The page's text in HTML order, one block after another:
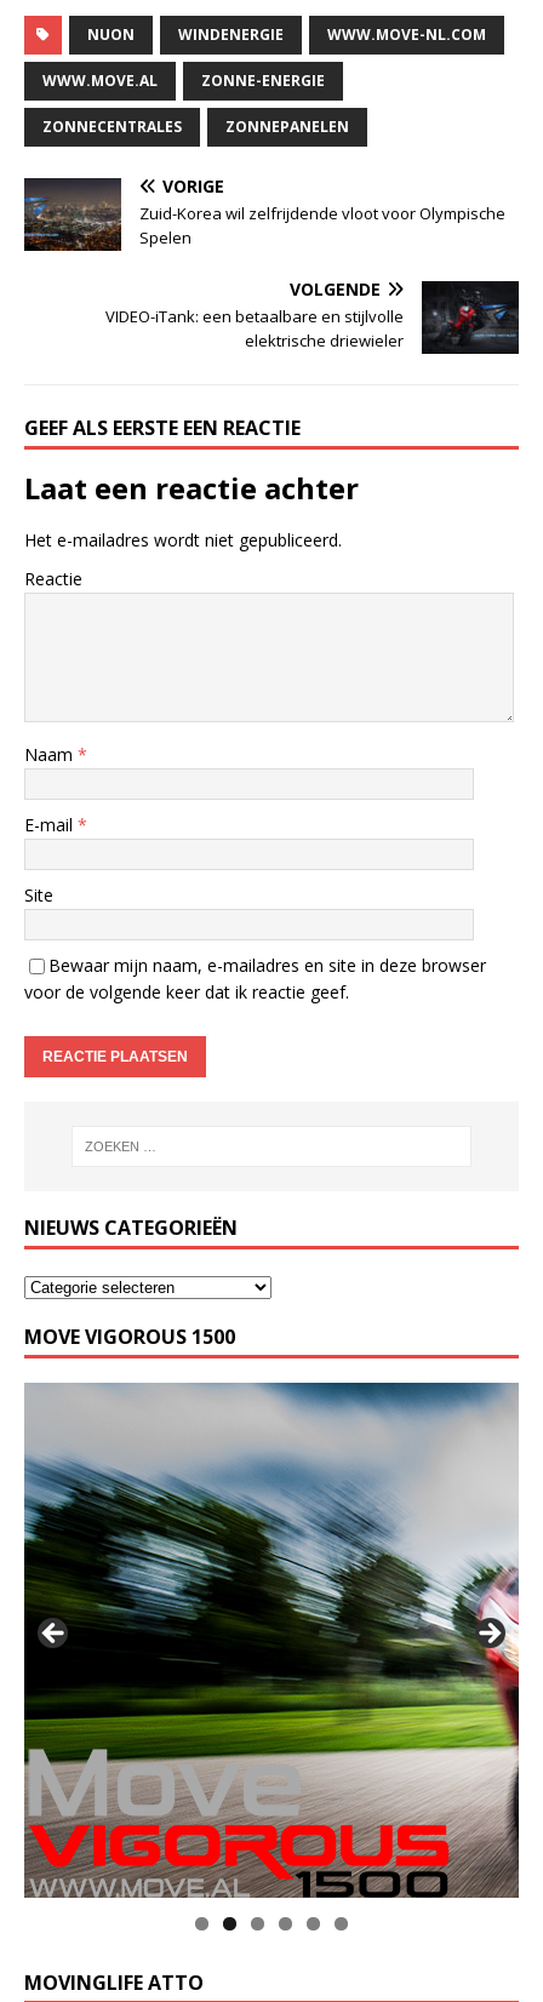
NUON WINDENERGIE WWW.MOVE-NL.COM
WWW.MOVE.AL ZONNE-ENERGIE
ZONNECENTRALES ZONNEPANELEN
VORIGE
Zuid-Korea wil zelfrijdende vloot voor Olympische
Spelen
VOLGENDE
VIDEO-iTank: een betaalbare en stijlvolle
elektrische driewieler
GEEF ALS EERSTE EEN REACTIE
Laat een reactie achter
Het e-mailadres wordt niet gepubliceerd.
Reactie
Naam *
E-mail *
Site
Bewaar mijn naam, e-mailadres en site in deze browser
voor de volgende keer dat ik reactie geef.
NIEUWS CATEGORIEËN
MOVE VIGOROUS 1500
MOVINGLIFE ATTO